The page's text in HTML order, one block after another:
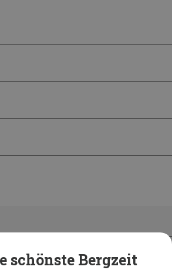
schönste Bergzeit